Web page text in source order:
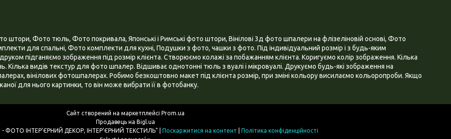
штори, Фото тюль, Фото покривала, Японські і Римські фото штори, Вінілові 3д фото шпалери на флізеліновій основі, Фото
для спальні, Фото комплекти для кухні, Подушки з фото, чашки з фото. Під індивідуальний розмір і з будь-яким
підганяємо зображення під розмір клієнта. Створюємо колажі за побажанням клієнта. Коригуємо колір зображення. Кілька
Кілька видів текстур для фото шпалер. Відшиває однотонні тюль з вуалі і мікровуалі. Друкуємо будь-які зображення на
вінілових фотошпалерах. Робимо безкоштовно макет під клієнта розмір, при зміні кольору висилаємо кольоропроби. Якщо
для нього картинки, то він може вибрати її в фотобанку.
Сайт створений на маркетплейсі Prom.ua
Продавець на Bigl.ua
Поскаржитися на контент
Політика конфіденційності